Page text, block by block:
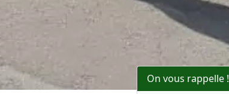
On vous rappelle !